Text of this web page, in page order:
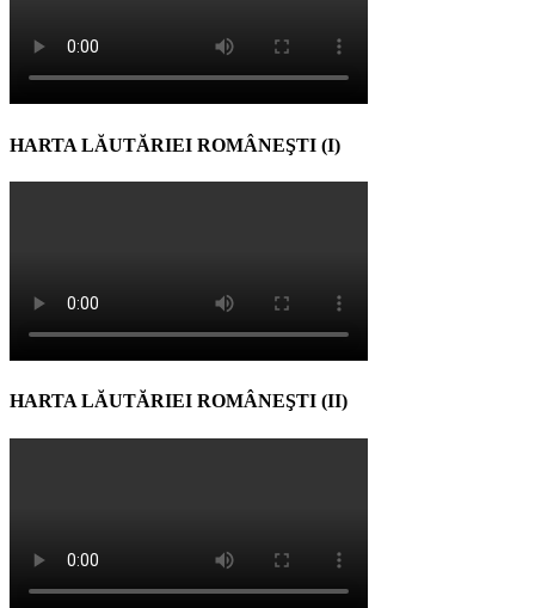
HARTA LĂUTĂRIEI ROMÂNEŞTI (I)
HARTA LĂUTĂRIEI ROMÂNEŞTI (II)